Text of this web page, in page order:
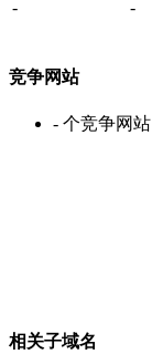
-
-
竞争网站
- 个竞争网站
相关子域名